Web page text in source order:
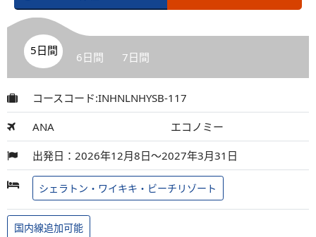
5日間 6日間 7日間
コースコード:INHNLNHYSB-117
ANA エコノミー
出発日：2026年12月8日～2027年3月31日
シェラトン・ワイキキ・ビーチリゾート
国内線追加可能